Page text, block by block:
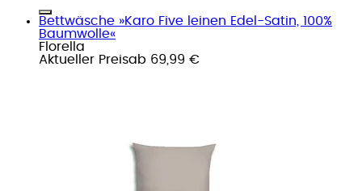
Bettwäsche »Karo Five leinen Edel-Satin, 100%
Baumwolle«
Florella
Aktueller Preisab 69,99 €